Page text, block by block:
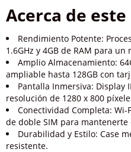
Acerca de
Rendimiento Potente:
1.6GHz y 4GB de RAM para
Amplio Almacenamiento:
ampliable hasta 128GB con
Pantalla Inmersiva: Display
resolución de 1280 x 800
Conectividad Completa: Wi-
de doble SIM para mantenerte
Durabilidad y Estilo: Case
resistente.